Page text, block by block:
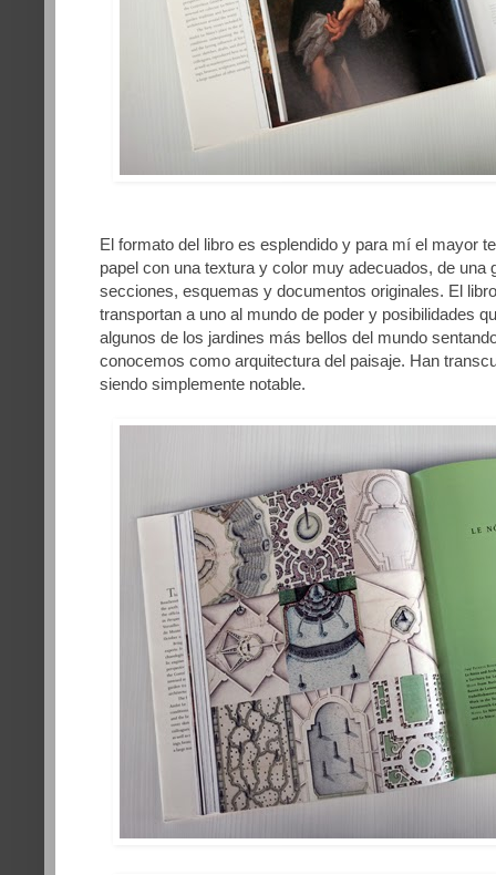
El formato del libro es esplendido y para mí el mayor
papel con una textura y color muy adecuados, de una
secciones, esquemas y documentos originales. El
transportan a uno al mundo de poder y posibilidades
algunos de los jardines más bellos del mundo
conocemos como arquitectura del paisaje. Han
siendo simplemente notable.